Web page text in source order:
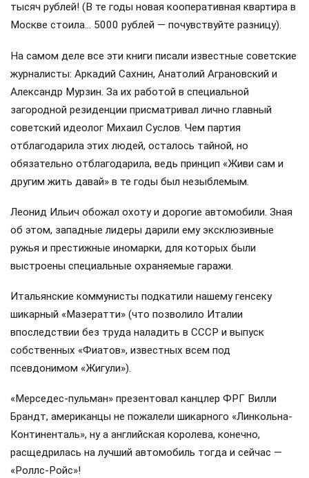
тысяч рублей! (В те годы новая кооперативная квартира в
Москве стоила… 5000 рублей — почувствуйте разницу).
На самом деле все эти книги писали известные советские
журналисты: Аркадий Сахнин, Анатолий Аграновский и
Александр Мурзин. За их работой в специальной
загородной резиденции присматривал лично главный
советский идеолог Михаил Суслов. Чем партия
отблагодарила этих людей, осталось тайной, но
обязательно отблагодарила, ведь принцип «Живи сам и
другим жить давай» в те годы был незыблемым.
Леонид Ильич обожал охоту и дорогие автомобили. Зная
об этом, западные лидеры дарили ему эксклюзивные
ружья и престижные иномарки, для которых были
выстроены специальные охраняемые гаражи.
Итальянские коммунисты подкатили нашему генсеку
шикарный «Мазератти» (что позволило Италии
впоследствии без труда наладить в СССР и выпуск
собственных «Фиатов», известных всем под
псевдонимом «Жигули»).
«Мерседес-пульман» презентовал канцлер ФРГ Вилли
Брандт, американцы не пожалели шикарного «Линкольна-
Континенталь», ну а английская королева, конечно,
расщедрилась на лучший автомобиль тогда и сейчас —
«Роллс-Ройс»!